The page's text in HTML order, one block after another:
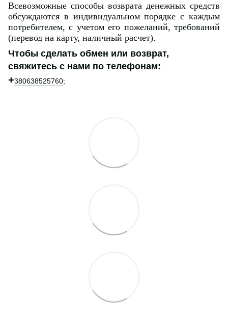
Всевозможные способы возврата денежных средств
обсуждаются в индивидуальном порядке с каждым
потребителем, с учетом его пожеланий, требований
(перевод на карту, наличный расчет).
Чтобы сделать обмен или возврат,
свяжитесь с нами по телефонам:
+380638525760;